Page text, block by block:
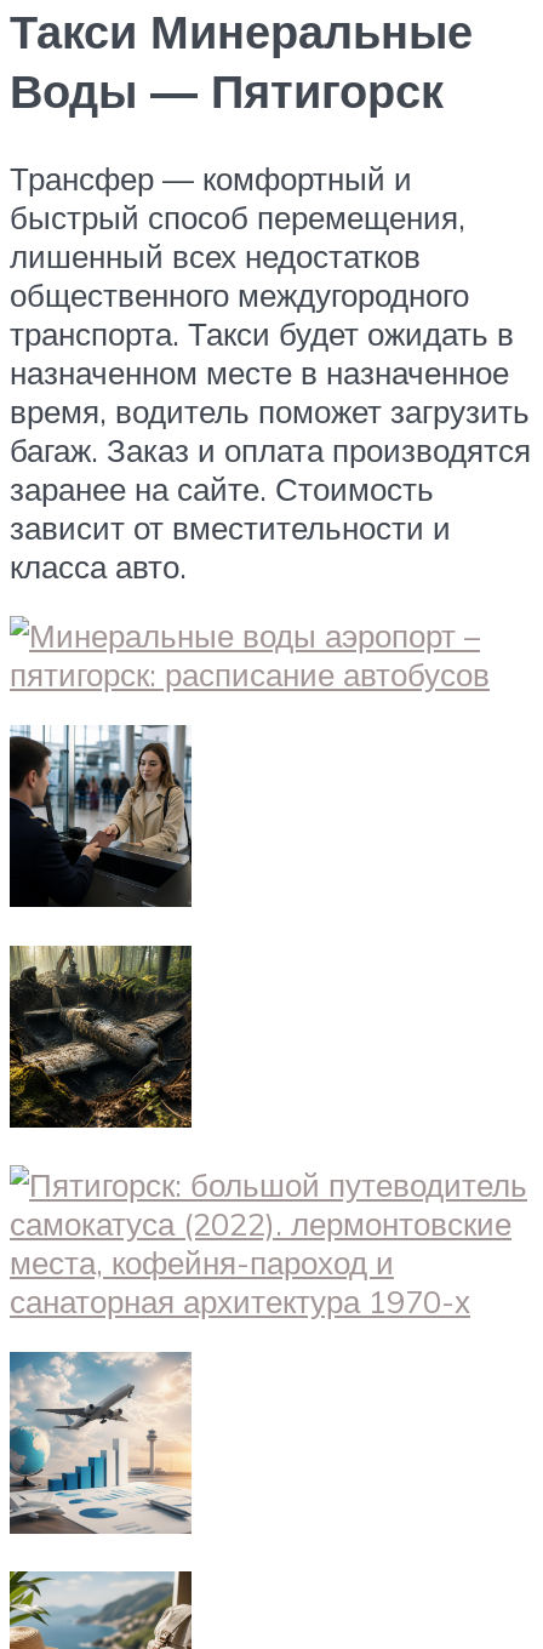
Такси Минеральные
Воды — Пятигорск
Трансфер — комфортный и
быстрый способ перемещения,
лишенный всех недостатков
общественного междугородного
транспорта. Такси будет ожидать в
назначенном месте в назначенное
время, водитель поможет загрузить
багаж. Заказ и оплата производятся
заранее на сайте. Стоимость
зависит от вместительности и
класса авто.